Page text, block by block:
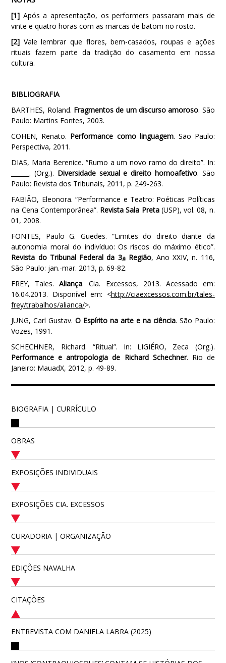
[1] Após a apresentação, os performers passaram mais de
vinte e quatro horas com as marcas de batom no rosto.
[2] Vale lembrar que flores, bem-casados, roupas e ações
rituais fazem parte da tradição do casamento em nossa
cultura.
BIBLIOGRAFIA
BARTHES, Roland. Fragmentos de um discurso amoroso. São
Paulo: Martins Fontes, 2003.
COHEN, Renato. Performance como linguagem. São Paulo:
Perspectiva, 2011.
DIAS, Maria Berenice. “Rumo a um novo ramo do direito”. In:
______. (Org.). Diversidade sexual e direito homoafetivo. São
Paulo: Revista dos Tribunais, 2011, p. 249-263.
FABIÃO, Eleonora. “Performance e Teatro: Poéticas Políticas
na Cena Contemporânea”. Revista Sala Preta(USP), vol. 08, n.
01, 2008.
FONTES, Paulo G. Guedes. “Limites do direito diante da
autonomia moral do indivíduo: Os riscos do máximo ético”.
Revista do Tribunal Federal da 3aRegião, Ano XXIV, n. 116,
São Paulo: jan.-mar. 2013, p. 69-82.
FREY, Tales.Aliança. Cia. Excessos, 2013. Acessado em:
16.04.2013. Disponível em: <http://ciaexcessos.com.br/tales-
frey/trabalhos/alianca/>.
JUNG, Carl Gustav.O Espírito na arte e na ciência. São Paulo:
Vozes, 1991.
SCHECHNER, Richard. “Ritual”. In: LIGIÉRO, Zeca (Org.).
Performance e antropologia de Richard Schechner. Rio de
Janeiro: MauadX, 2012, p. 49-89.
BIOGRAFIA | CURRÍCULO
OBRAS
EXPOSIÇÕES INDIVIDUAIS
EXPOSIÇÕES CIA. EXCESSOS
CURADORIA | ORGANIZAÇÃO
EDIÇÕES NAVALHA
CITAÇÕES
ENTREVISTA COM DANIELA LABRA (2025)